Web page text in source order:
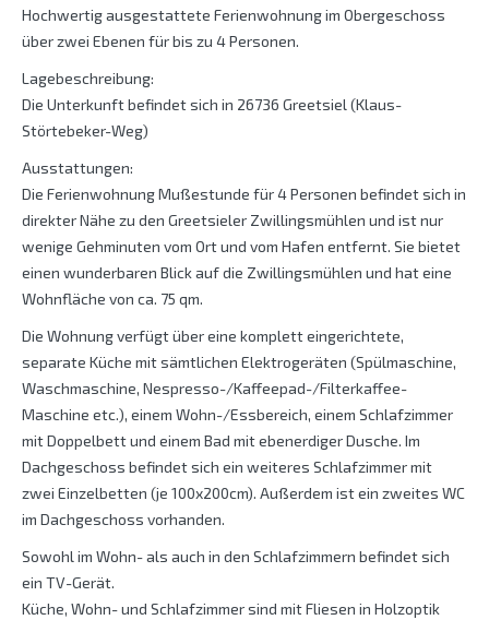
Hochwertig ausgestattete Ferienwohnung im Obergeschoss
über zwei Ebenen für bis zu 4 Personen.
Lagebeschreibung:
Die Unterkunft befindet sich in 26736 Greetsiel (Klaus-
Störtebeker-Weg)
Ausstattungen:
Die Ferienwohnung Mußestunde für 4 Personen befindet sich in
direkter Nähe zu den Greetsieler Zwillingsmühlen und ist nur
wenige Gehminuten vom Ort und vom Hafen entfernt. Sie bietet
einen wunderbaren Blick auf die Zwillingsmühlen und hat eine
Wohnfläche von ca. 75 qm.
Die Wohnung verfügt über eine komplett eingerichtete,
separate Küche mit sämtlichen Elektrogeräten (Spülmaschine,
Waschmaschine, Nespresso-/Kaffeepad-/Filterkaffee-
Maschine etc.), einem Wohn-/Essbereich, einem Schlafzimmer
mit Doppelbett und einem Bad mit ebenerdiger Dusche. Im
Dachgeschoss befindet sich ein weiteres Schlafzimmer mit
zwei Einzelbetten (je 100x200cm). Außerdem ist ein zweites WC
im Dachgeschoss vorhanden.
Sowohl im Wohn- als auch in den Schlafzimmern befindet sich
ein TV-Gerät.
Küche, Wohn- und Schlafzimmer sind mit Fliesen in Holzoptik